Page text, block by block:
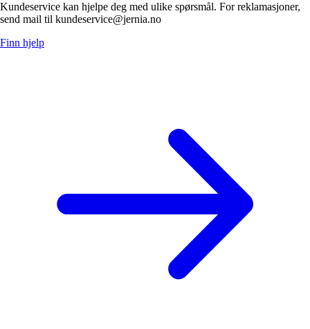
Kundeservice kan hjelpe deg med ulike spørsmål. For reklamasjoner,
send mail til kundeservice@jernia.no
Finn hjelp